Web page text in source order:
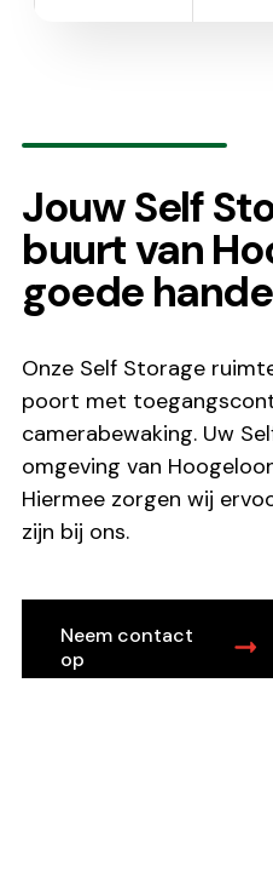
Jouw Self
buurt van
goede
Onze Self Storage
poort met
camerabewaking. Uw
omgeving van
Hiermee zorgen wij
zijn bij ons.
Neem contact
op